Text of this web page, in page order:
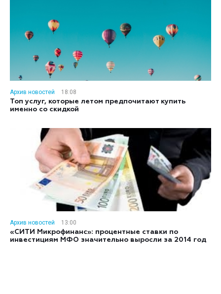
Архив новостей
18:08
Топ услуг, которые летом предпочитают купить
именно со скидкой
Архив новостей
13:00
«СИТИ Микрофинанс»: процентные ставки по
инвестициям МФО значительно выросли за 2014 год